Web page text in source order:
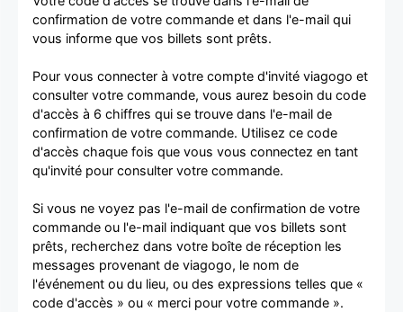
confirmation de votre commande et dans l'e-mail qui
vous informe que vos billets sont prêts.
Pour vous connecter à votre compte d'invité viagogo et
consulter votre commande, vous aurez besoin du code
d'accès à 6 chiffres qui se trouve dans l'e-mail de
confirmation de votre commande. Utilisez ce code
d'accès chaque fois que vous vous connectez en tant
qu'invité pour consulter votre commande.
Si vous ne voyez pas l'e-mail de confirmation de votre
commande ou l'e-mail indiquant que vos billets sont
prêts, recherchez dans votre boîte de réception les
messages provenant de viagogo, le nom de
l'événement ou du lieu, ou des expressions telles que «
code d'accès » ou « merci pour votre commande ».